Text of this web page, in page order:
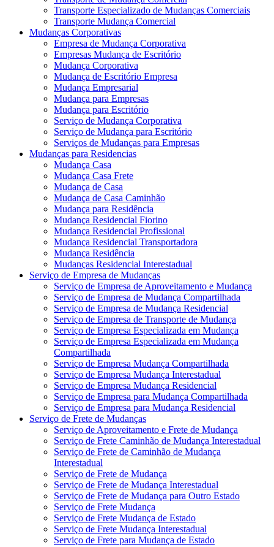
Transporte Especializado de Mudanças Comerciais
Transporte Mudança Comercial
Mudanças Corporativas
Empresa de Mudança Corporativa
Empresas Mudança de Escritório
Mudança Corporativa
Mudança de Escritório Empresa
Mudança Empresarial
Mudança para Empresas
Mudança para Escritório
Serviço de Mudança Corporativa
Serviço de Mudança para Escritório
Serviços de Mudanças para Empresas
Mudanças para Residencias
Mudança Casa
Mudança Casa Frete
Mudança de Casa
Mudança de Casa Caminhão
Mudança para Residência
Mudança Residencial Fiorino
Mudança Residencial Profissional
Mudança Residencial Transportadora
Mudança Residência
Mudanças Residencial Interestadual
Serviço de Empresa de Mudanças
Serviço de Empresa de Aproveitamento e Mudança
Serviço de Empresa de Mudança Compartilhada
Serviço de Empresa de Mudança Residencial
Serviço de Empresa de Transporte de Mudança
Serviço de Empresa Especializada em Mudança
Serviço de Empresa Especializada em Mudança
Compartilhada
Serviço de Empresa Mudança Compartilhada
Serviço de Empresa Mudança Interestadual
Serviço de Empresa Mudança Residencial
Serviço de Empresa para Mudança Compartilhada
Serviço de Empresa para Mudança Residencial
Serviço de Frete de Mudanças
Serviço de Aproveitamento e Frete de Mudança
Serviço de Frete Caminhão de Mudança Interestadual
Serviço de Frete de Caminhão de Mudança
Interestadual
Serviço de Frete de Mudança
Serviço de Frete de Mudança Interestadual
Serviço de Frete de Mudança para Outro Estado
Serviço de Frete Mudança
Serviço de Frete Mudança de Estado
Serviço de Frete Mudança Interestadual
Serviço de Frete para Mudança de Estado